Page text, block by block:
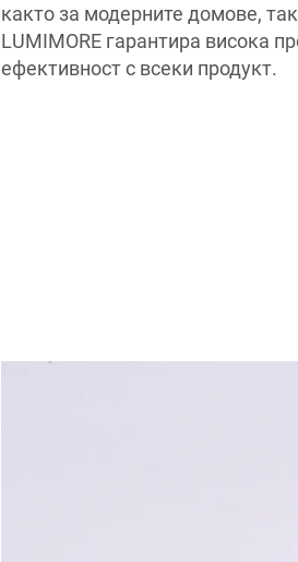
както за модерните домове,
LUMIMORE гарантира висока
ефективност с всеки продукт.